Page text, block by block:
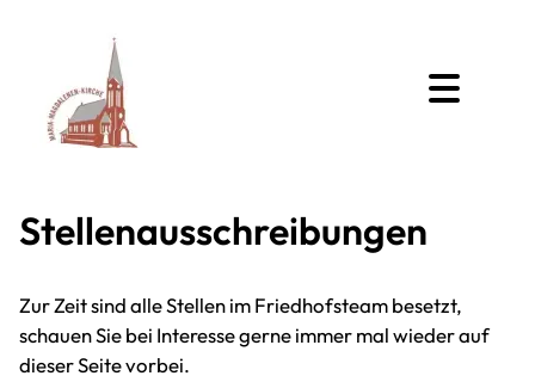
Stellenausschreibungen
Zur Zeit sind alle Stellen im Friedhofsteam besetzt,
schauen Sie bei Interesse gerne immer mal wieder auf
dieser Seite vorbei.